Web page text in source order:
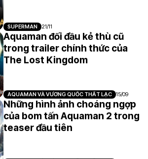
SUPERMAN 21/11
Aquaman đối đầu kẻ thù cũ
trong trailer chính thức của
The Lost Kingdom
AQUAMAN VÀ VƯƠNG QUỐC THẤT LẠC 15/09
Những hình ảnh choáng ngợp
của bom tấn Aquaman 2 trong
teaser đầu tiên